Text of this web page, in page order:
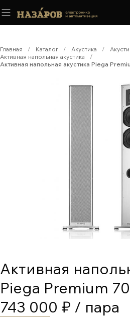
Главная / Каталог / Акустика /
Активная напольная акустика
/
Активная напольная акустика Piega
Активная
Piega Premium
743 000 ₽ / пара